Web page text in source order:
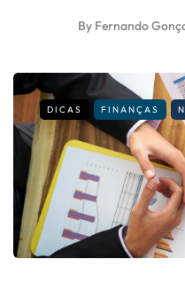
By Fernando
DICAS FINANÇAS